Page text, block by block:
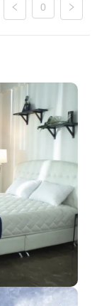
0
Repose